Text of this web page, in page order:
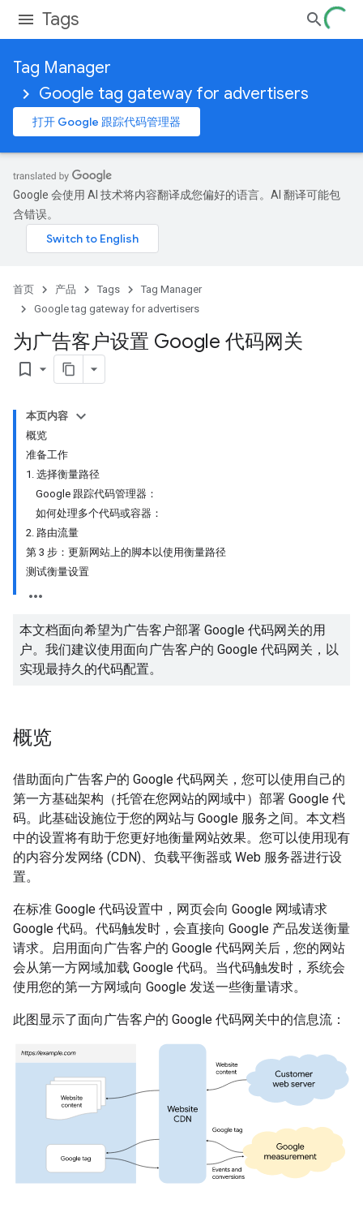
Tags
Tag Manager
Google tag gateway for advertisers
打开 Google 跟踪代码管理器
Google 会使用 AI 技术将内容翻译成您偏好的语言。AI 翻译可能包
含错误。
首页 产品 Tags
Tag Manager
Google tag gateway for advertisers
为广告客户设置 Google 代码网关
bookmark_border
本页内容
概览
准备工作
1. 选择衡量路径
Google 跟踪代码管理器：
如何处理多个代码或容器：
2. 路由流量
第 3 步：更新网站上的脚本以使用衡量路径
测试衡量设置
本文档面向希望为广告客户部署 Google 代码网关的用
户。我们建议使用面向广告客户的 Google 代码网关，以
实现最持久的代码配置。
概览
借助面向广告客户的 Google 代码网关，您可以使用自己的
第一方基础架构（托管在您网站的网域中）部署 Google 代
码。此基础设施位于您的网站与 Google 服务之间。本文档
中的设置将有助于您更好地衡量网站效果。您可以使用现有
的内容分发网络 (CDN)、负载平衡器或 Web 服务器进行设
置。
在标准 Google 代码设置中，网页会向 Google 网域请求
Google 代码。代码触发时，会直接向 Google 产品发送衡量
请求。启用面向广告客户的 Google 代码网关后，您的网站
会从第一方网域加载 Google 代码。当代码触发时，系统会
使用您的第一方网域向 Google 发送一些衡量请求。
此图显示了面向广告客户的 Google 代码网关中的信息流：